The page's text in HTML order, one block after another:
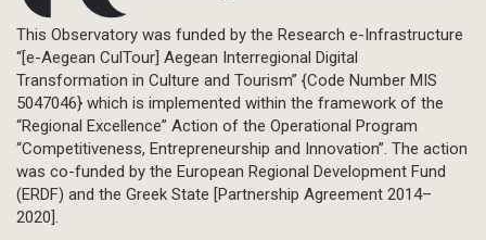
This Observatory was funded by the Research e-Infrastructure
“[e-Aegean CulTour] Aegean Interregional Digital
Transformation in Culture and Tourism” {Code Number MIS
5047046} which is implemented within the framework of the
“Regional Excellence” Action of the Operational Program
“Competitiveness, Entrepreneurship and Innovation”. The action
was co-funded by the European Regional Development Fund
(ERDF) and the Greek State [Partnership Agreement 2014–
2020].